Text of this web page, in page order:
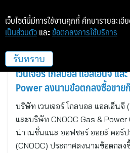
อาร์ลิงตัน, เวอร์จิเนีย
เวนเจอร์ โกลบอล แอลเอ็นจี แล
Power ลงนามข้อตกลงซื้อขาย
บริษัท เวนเจอร์ โกลบอล แอลเอ็นจี
และบริษัท CNOOC Gas & Power
น่า เนชั่นแนล ออฟชอร์ ออยล์ คอร์ป
(CNOOC) ประกาศลงนามข้อตกลง
เว็บไซต์นี้มีการใช้งานคุกกี้ ศึกษารายละเอี
เป็นส่วนตัว และ ข้อตกลงการใช้บริการ
รับทราบ